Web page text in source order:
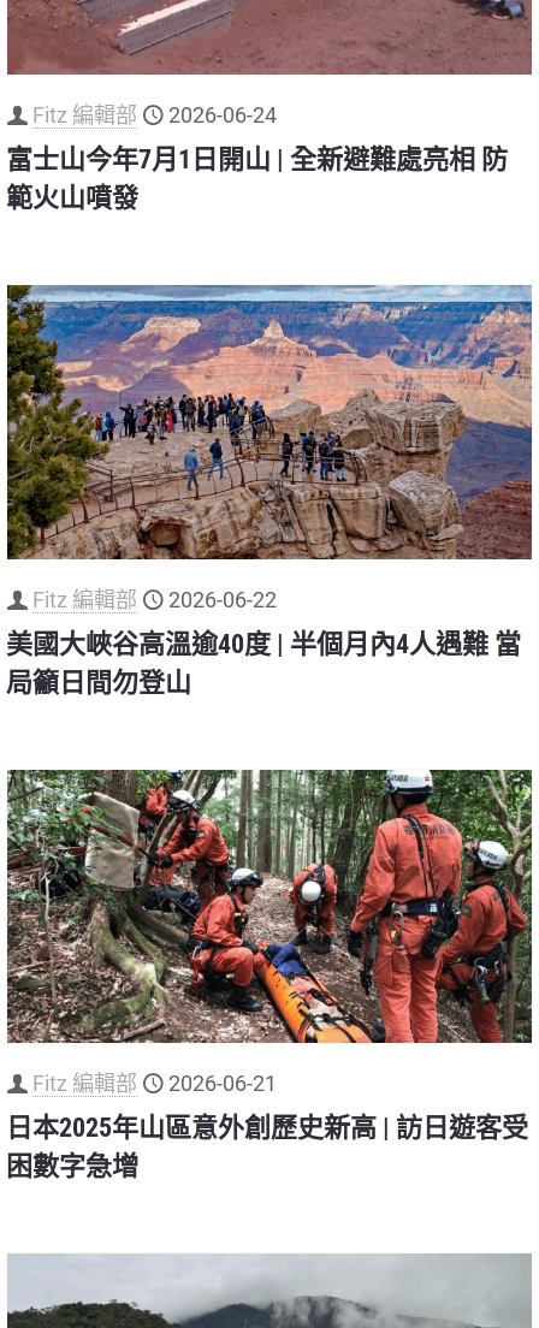
Fitz 編輯部 2026-06-24
富士山今年7月1日開山 | 全新避難處亮相 防
範火山噴發
Fitz 編輯部 2026-06-22
美國大峽谷高溫逾40度 | 半個月內4人遇難 當
局籲日間勿登山
Fitz 編輯部 2026-06-21
日本2025年山區意外創歷史新高 | 訪日遊客受
困數字急增